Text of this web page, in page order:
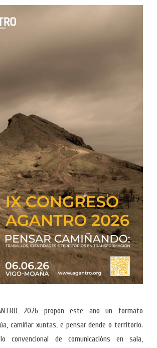
2026 propón este ano un formato
camiñar xuntas, e pensar dende o territorio.
convencional de comunicacións en sala,